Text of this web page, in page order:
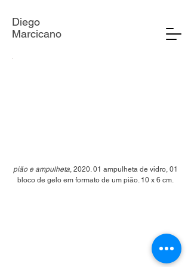
Diego
Marcicano
pião e ampulheta, 2020. 01 ampulheta de vidro, 01
bloco de gelo em formato de um pião. 10 x 6 cm.